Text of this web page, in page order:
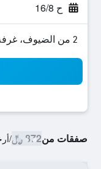
ح 16/8
2 من الضيوف، غرفة واحدة
صفقات من872 ﷼ /